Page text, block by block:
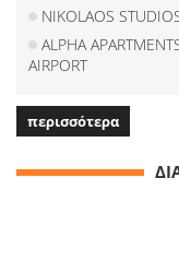
NIKOLAOS
ALPHA
AIRPORT
περισσότερα